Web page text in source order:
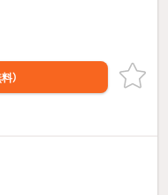
）